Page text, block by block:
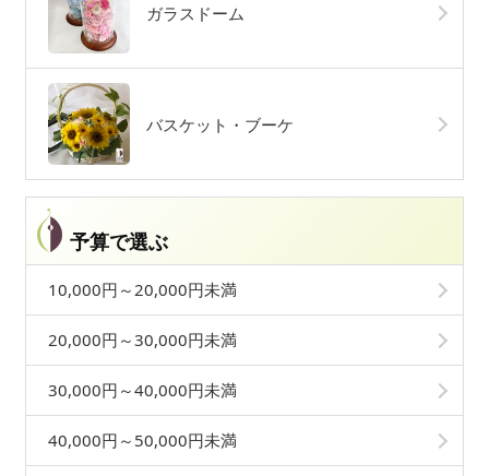
ガラスドーム
バスケット・ブーケ
予算で選ぶ
10,000円～20,000円未満
20,000円～30,000円未満
30,000円～40,000円未満
40,000円～50,000円未満